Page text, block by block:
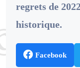
regrets de
historique.
Facebook